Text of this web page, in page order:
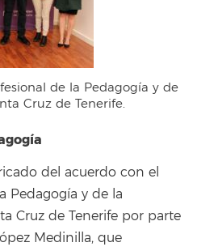
de la Pedagogía y de
Cruz de Tenerife.
del acuerdo con el
Pedagogía y de la
Cruz de Tenerife por parte
Medinilla, que